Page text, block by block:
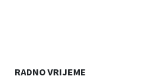
RADNO VRIJEME